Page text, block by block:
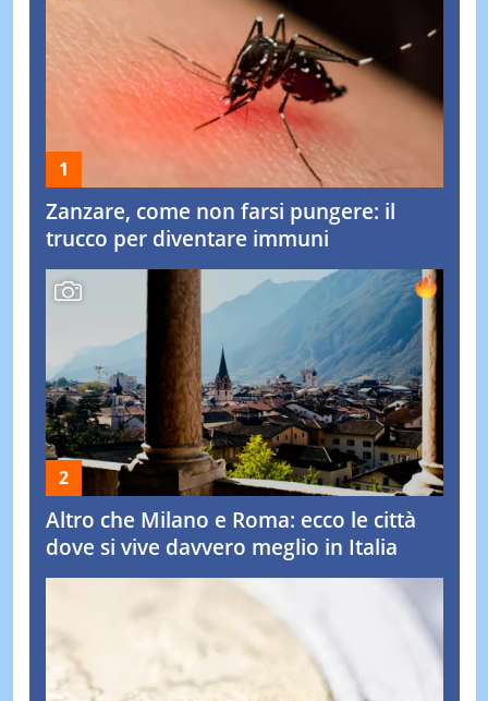
Zanzare, come non farsi pungere: il
trucco per diventare immuni
Altro che Milano e Roma: ecco le città
dove si vive davvero meglio in Italia